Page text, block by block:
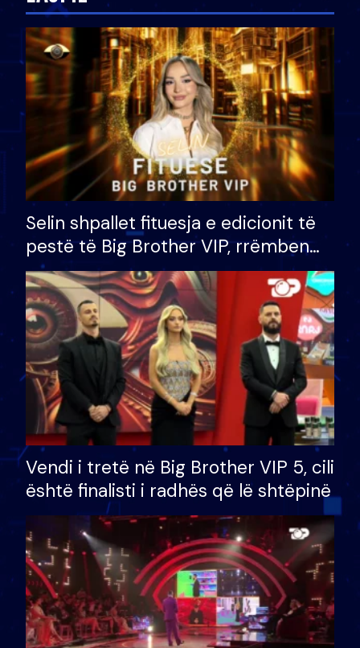
Selin shpallet fituesja e edicionit të
pestë të Big Brother VIP, rrëmben
çmimin e madh prej 100 mijë eurosh
Vendi i tretë në Big Brother VIP 5, cili
është finalisti i radhës që lë shtëpinë